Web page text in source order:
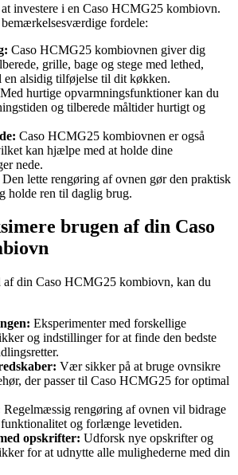
investere i en Caso HCMG25 kombiovn.
fordele:
Caso HCMG25 kombiovnen giver dig
grille, bage og stege med lethed,
alsidig tilføjelse til dit køkken.
Med hurtige opvarmningsfunktioner kan du
og tilberede måltider hurtigt og
Caso HCMG25 kombiovnen er også
kan hjælpe med at holde dine
nede.
Den lette rengøring af ovnen gør den praktisk
holde ren til daglig brug.
brugen af din Caso
af din Caso HCMG25 kombiovn, kan du
Eksperimenter med forskellige
og indstillinger for at finde den bedste
Vær sikker på at bruge ovnsikre
der passer til Caso HCMG25 for optimal
Regelmæssig rengøring af ovnen vil bidrage
og forlænge levetiden.
opskrifter: Udforsk nye opskrifter og
for at udnytte alle mulighederne med din